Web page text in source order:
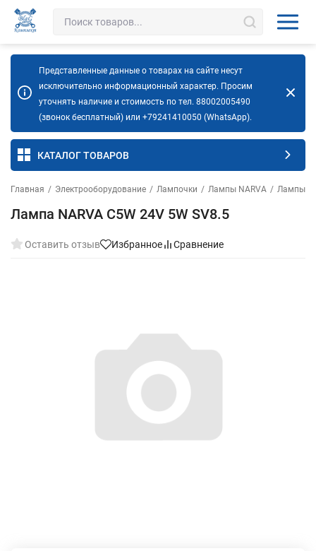
Представленные данные о товарах на сайте несут
исключительно информационный характер. Просим
уточнять наличие и стоимость по тел. 88002005490
(звонок бесплатный) или +79241410050 (WhatsApp).
КАТАЛОГ ТОВАРОВ
Главная / Электрооборудование / Лампочки / Лампы NARVA / Лампы
Лампа NARVA C5W 24V 5W SV8.5
Оставить отзыв Избранное Сравнение